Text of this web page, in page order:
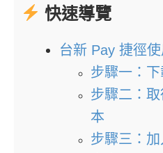
快速導覽
台新 Pay 捷徑
步驟一：
步驟二：
本
步驟三：